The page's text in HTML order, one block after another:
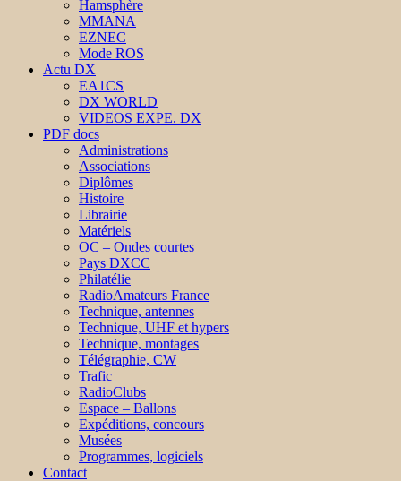
Hamsphère
MMANA
EZNEC
Mode ROS
Actu DX
EA1CS
DX WORLD
VIDEOS EXPE. DX
PDF docs
Administrations
Associations
Diplômes
Histoire
Librairie
Matériels
OC – Ondes courtes
Pays DXCC
Philatélie
RadioAmateurs France
Technique, antennes
Technique, UHF et hypers
Technique, montages
Télégraphie, CW
Trafic
RadioClubs
Espace – Ballons
Expéditions, concours
Musées
Programmes, logiciels
Contact